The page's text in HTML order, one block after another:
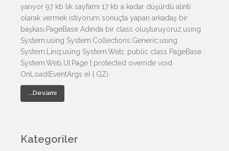
yarıyor 97 kb lık sayfamı 17 kb a kadar düşürdü alıntı
olarak vermek istiyorum sonuçta yapan arkadaş bir
başkası.PageBase Adında bir class oluşturuyoruz.using
System;using System.Collections.Generic;using
System.Linq;using System.Web; public class PageBase :
System.Web.UI.Page { protected override void
OnLoad(EventArgs e) { GZi
...Devamı
Kategoriler